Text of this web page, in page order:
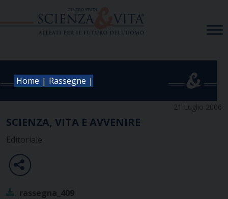
Home | Rassegne |
21 Luglio 2006
SCIENZA, VITA E AVVENIRE
Editoriale
rassegna_409